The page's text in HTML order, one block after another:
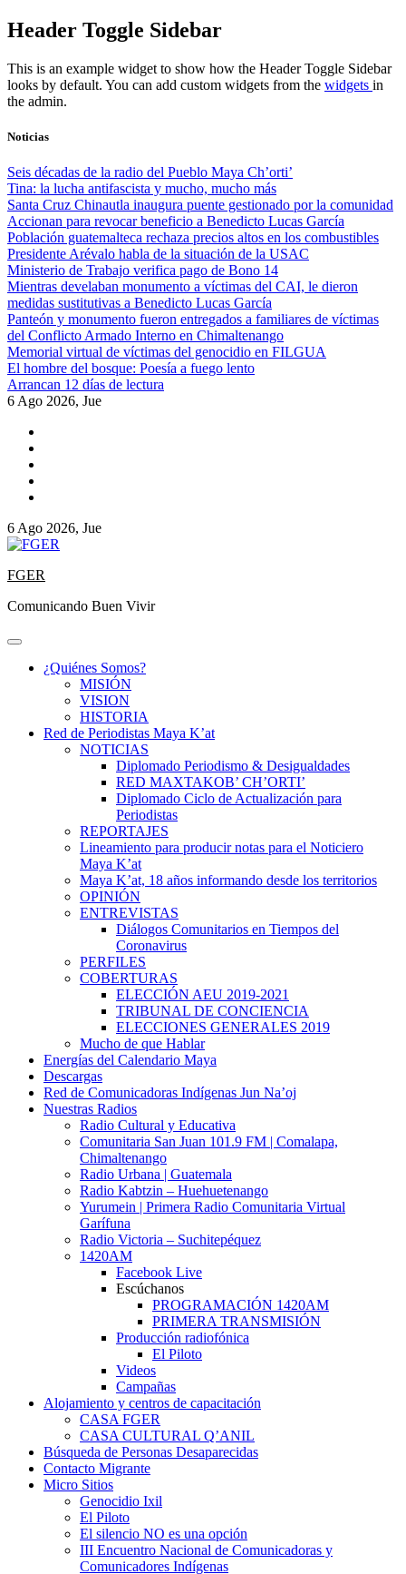
Skip
to
Header Toggle Sidebar
This is an example widget to show how the Header Toggle Sidebar
looks by default. You can add custom widgets from the widgets in
the admin.
Noticias
Seis décadas de la radio del Pueblo Maya Ch’orti’
Tina: la lucha antifascista y mucho, mucho más
Santa Cruz Chinautla inaugura puente gestionado por la comunidad
Accionan para revocar beneficio a Benedicto Lucas García
Población guatemalteca rechaza precios altos en los combustibles
Presidente Arévalo habla de la situación de la USAC
Ministerio de Trabajo verifica pago de Bono 14
Mientras develaban monumento a víctimas del CAI, le dieron
medidas sustitutivas a Benedicto Lucas García
Panteón y monumento fueron entregados a familiares de víctimas
del Conflicto Armado Interno en Chimaltenango
Memorial virtual de víctimas del genocidio en FILGUA
El hombre del bosque: Poesía a fuego lento
Arrancan 12 días de lectura
6 Ago 2026, Jue
6 Ago 2026, Jue
FGER
Comunicando Buen Vivir
¿Quiénes Somos?
MISIÓN
VISION
HISTORIA
Red de Periodistas Maya K’at
NOTICIAS
Diplomado Periodismo & Desigualdades
RED MAXTAKOB’ CH’ORTI’
Diplomado Ciclo de Actualización para
Periodistas
REPORTAJES
Lineamiento para producir notas para el Noticiero
Maya K’at
Maya K’at, 18 años informando desde los territorios
OPINIÓN
ENTREVISTAS
Diálogos Comunitarios en Tiempos del
Coronavirus
PERFILES
COBERTURAS
ELECCIÓN AEU 2019-2021
TRIBUNAL DE CONCIENCIA
ELECCIONES GENERALES 2019
Mucho de que Hablar
Energías del Calendario Maya
Descargas
Red de Comunicadoras Indígenas Jun Na’oj
Nuestras Radios
Radio Cultural y Educativa
Comunitaria San Juan 101.9 FM | Comalapa,
Chimaltenango
Radio Urbana | Guatemala
Radio Kabtzin – Huehuetenango
Yurumein | Primera Radio Comunitaria Virtual
Garífuna
Radio Victoria – Suchitepéquez
1420AM
Facebook Live
Escúchanos
PROGRAMACIÓN 1420AM
PRIMERA TRANSMISIÓN
Producción radiofónica
El Piloto
Videos
Campañas
Alojamiento y centros de capacitación
CASA FGER
CASA CULTURAL Q’ANIL
Búsqueda de Personas Desaparecidas
Contacto Migrante
Micro Sitios
Genocidio Ixil
El Piloto
El silencio NO es una opción
III Encuentro Nacional de Comunicadoras y
Comunicadores Indígenas